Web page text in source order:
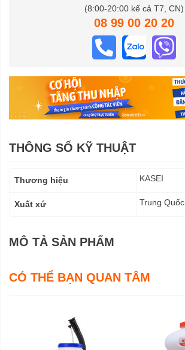
(8:00-20:00 kể cả T7, CN)
08 99 00 20 20
THÔNG SỐ KỸ THUẬT
kỹ
Thương hiệu KASEI
Xuất xứ Trung Quốc
MÔ TẢ SẢN PHẨM
CÓ THỂ BẠN QUAN TÂM